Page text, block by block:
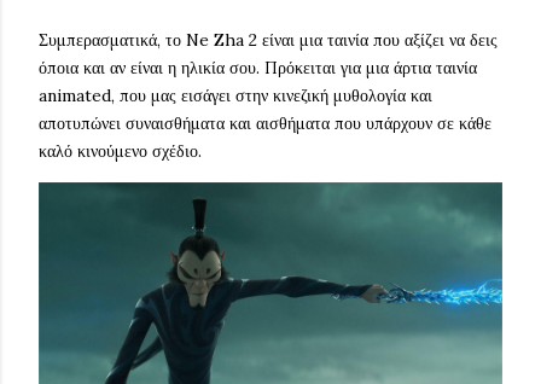
Συμπερασματικά, το Ne Zha 2 είναι μια ταινία που αξίζει να δεις
όποια και αν είναι η ηλικία σου. Πρόκειται για μια άρτια ταινία
animated, που μας εισάγει στην κινεζική μυθολογία και
αποτυπώνει συναισθήματα και αισθήματα που υπάρχουν σε κάθε
καλό κινούμενο σχέδιο.